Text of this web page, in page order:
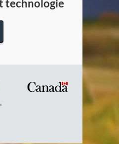
technologie
Symbole